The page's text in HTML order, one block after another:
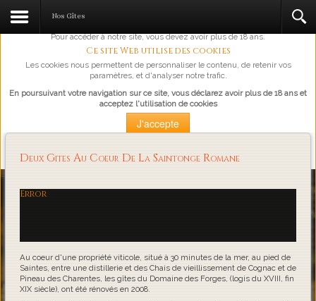
L'abus d'alcool est dangereux pour la santé, à consommer avec
Pour accéder à notre site, vous devez avoir plus de 18 ans.
Ce site Web utilise des cookies
Les cookies nous permettent de personnaliser le contenu, de retenir vos
paramètres, et d'analyser notre trafic.
En poursuivant votre navigation sur ce site, vous déclarez avoir plus de 18 ans et
acceptez l'utilisation de cookies
J'accepte
Loading...
Nos Gîtes
Deux Gites Au Coeur De La Saintonge Romane
Error
Au coeur d'une propriété viticole, situé à 30 minutes de la mer, au pied de
Saintes, entre une distillerie et des Chais de vieillissement de Cognac et de
Pineau des Charentes, les gîtes du Domaine des Forges, (logis du XVIII, fin
XIX siècle), ont été rénovés en 2008.